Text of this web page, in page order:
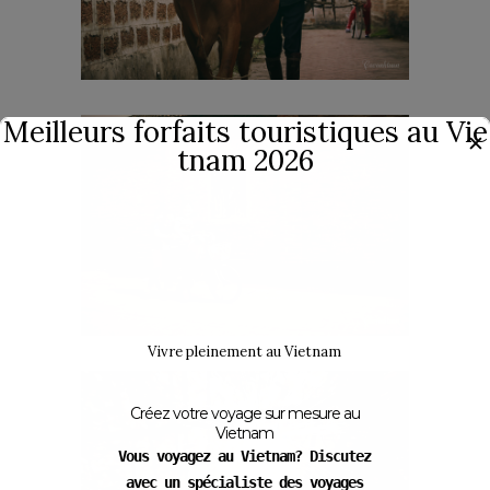
Meilleurs forfaits touristiques au Vie
tnam 2026 ✕
Vivre pleinement au Vietnam
Créez votre voyage sur mesure au
Vietnam
Vous voyagez au Vietnam? Discutez
avec un spécialiste des voyages